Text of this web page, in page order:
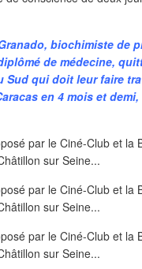
biochimiste de
de médecine,
Sud qui doit leur faire
en 4 mois et